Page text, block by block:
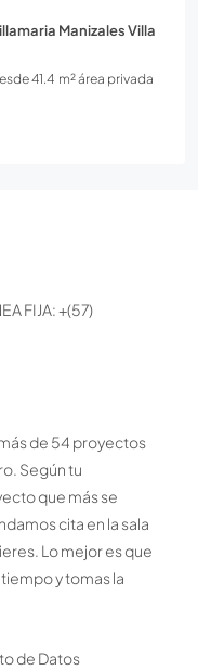
Manizales Villa
41.4 m² área privada
FIJA: +(57)
de 54 proyectos
Según tu
que más se
cita en la sala
Lo mejor es que
y tomas la
de Datos